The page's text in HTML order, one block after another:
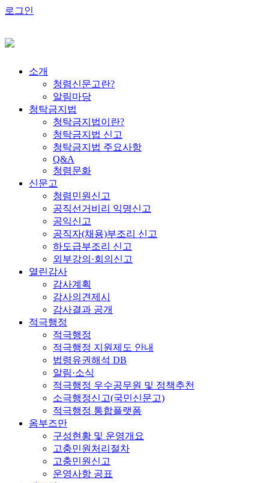
로그인
소개
청렴신문고란?
알림마당
청탁금지법
청탁금지법이란?
청탁금지법 신고
청탁금지법 주요사항
Q&A
청렴문화
신문고
청렴민원신고
공직선거비리 익명신고
공익신고
공직자(채용)부조리 신고
하도급부조리 신고
외부강의·회의신고
열린감사
감사계획
감사의견제시
감사결과 공개
적극행정
적극행정
적극행정 지원제도 안내
법령유권해석 DB
알림·소식
적극행정 우수공무원 및 정책추천
소극행정신고(국민신문고)
적극행정 통합플랫폼
옴부즈만
구성현황 및 운영개요
고충민원처리절차
고충민원신고
운영사항 공표